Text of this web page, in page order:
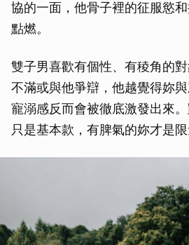
協的一面，他骨子裡的征服慾
點燃。
雙子男喜歡有個性、有稜角的
不滿或與他爭辯，他越覺得妳
寵溺感反而會被徹底激發出來
只是基本款，有脾氣的妳才是限